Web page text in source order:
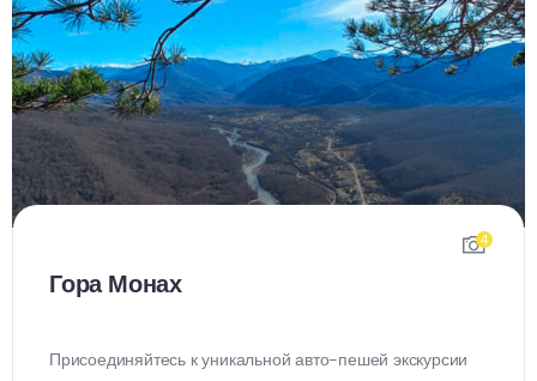
4
Гора Монах
Присоединяйтесь к уникальной авто-пешей экскурсии